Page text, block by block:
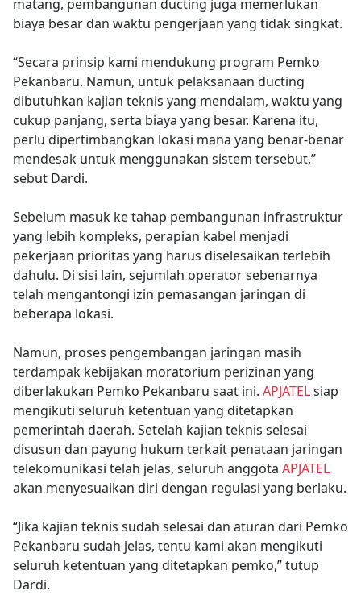
matang, pembangunan ducting juga memerlukan
biaya besar dan waktu pengerjaan yang tidak singkat.
“Secara prinsip kami mendukung program Pemko
Pekanbaru. Namun, untuk pelaksanaan ducting
dibutuhkan kajian teknis yang mendalam, waktu yang
cukup panjang, serta biaya yang besar. Karena itu,
perlu dipertimbangkan lokasi mana yang benar-benar
mendesak untuk menggunakan sistem tersebut,”
sebut Dardi.
Sebelum masuk ke tahap pembangunan infrastruktur
yang lebih kompleks, perapian kabel menjadi
pekerjaan prioritas yang harus diselesaikan terlebih
dahulu. Di sisi lain, sejumlah operator sebenarnya
telah mengantongi izin pemasangan jaringan di
beberapa lokasi.
Namun, proses pengembangan jaringan masih
terdampak kebijakan moratorium perizinan yang
diberlakukan Pemko Pekanbaru saat ini. APJATELsiap
mengikuti seluruh ketentuan yang ditetapkan
pemerintah daerah. Setelah kajian teknis selesai
disusun dan payung hukum terkait penataan jaringan
telekomunikasi telah jelas, seluruh anggota APJATEL
akan menyesuaikan diri dengan regulasi yang berlaku.
“Jika kajian teknis sudah selesai dan aturan dari Pemko
Pekanbaru sudah jelas, tentu kami akan mengikuti
seluruh ketentuan yang ditetapkan pemko,” tutup
Dardi.